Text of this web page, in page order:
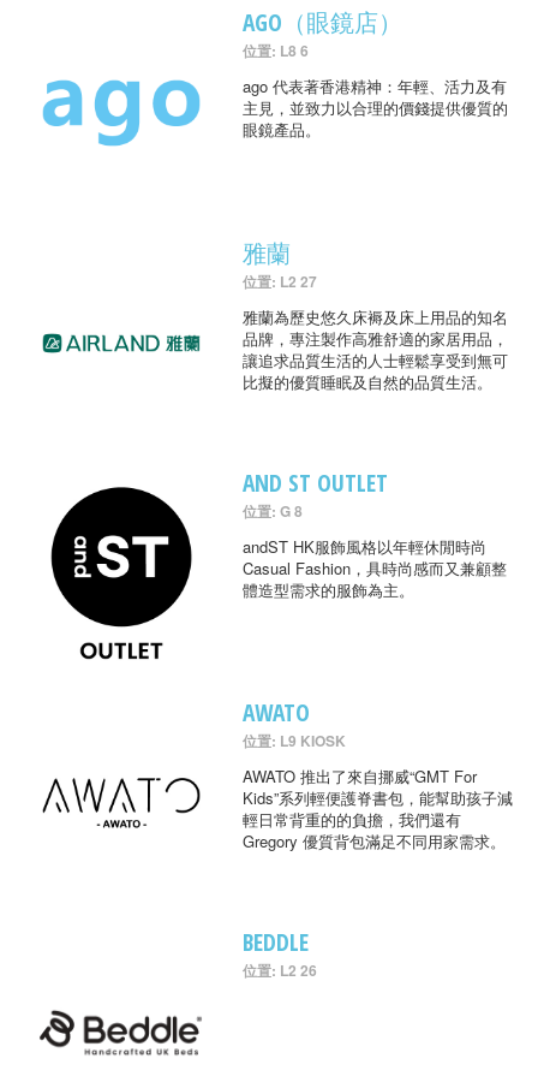
AGO（眼鏡店）
位置: L8 6
ago 代表著香港精神：年輕、活力及有
主見，並致力以合理的價錢提供優質的
眼鏡產品。
雅蘭
位置: L2 27
雅蘭為歷史悠久床褥及床上用品的知名
品牌，專注製作高雅舒適的家居用品，
讓追求品質生活的人士輕鬆享受到無可
比擬的優質睡眠及自然的品質生活。
AND ST OUTLET
位置: G 8
andST HK服飾風格以年輕休閒時尚
Casual Fashion，具時尚感而又兼顧整
體造型需求的服飾為主。
AWATO
位置: L9 KIOSK
AWATO 推出了來自挪威“GMT For
Kids”系列輕便護脊書包，能幫助孩子減
輕日常背重的的負擔，我們還有
Gregory 優質背包滿足不同用家需求。
BEDDLE
位置: L2 26